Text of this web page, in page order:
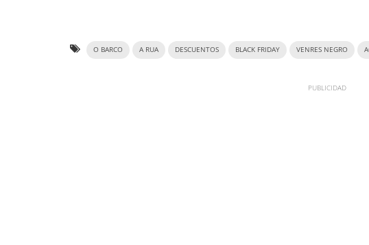
O BARCO A RUA DESCUENTOS BLACK FRIDAY VENRES NEGRO